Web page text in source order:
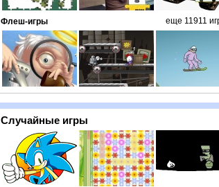
Флеш-игры еще 11911
Случайные игры